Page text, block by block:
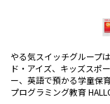
やる気スイッチグループ
ド・アイズ、キッズスポ
ー、英語で預かる学童保
プログラミング教育